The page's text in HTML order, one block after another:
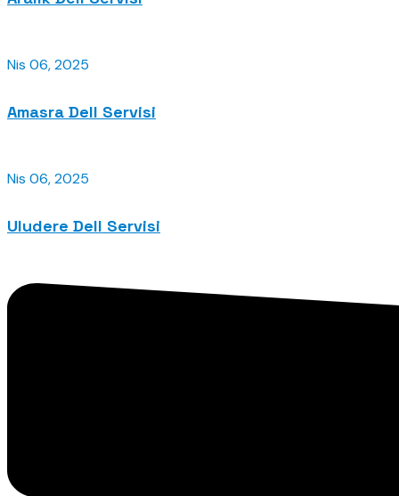
Nis 06, 2025
Amasra Dell Servisi
Nis 06, 2025
Uludere Dell Servisi